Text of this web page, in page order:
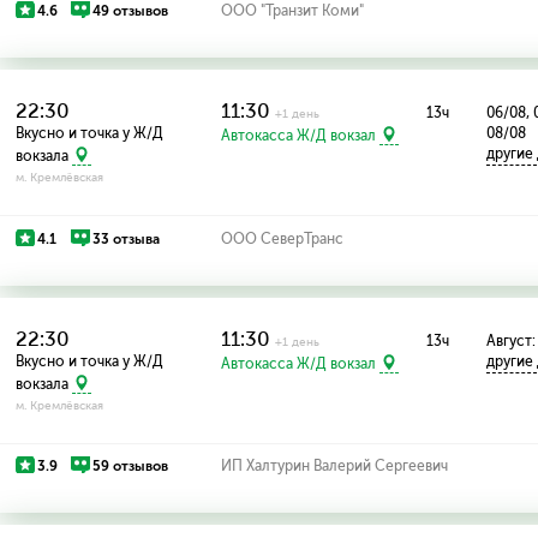
4.6 49 отзывов ООО "Транзит Коми"
22:30
Вкусно и точка у Ж/Д
вокзала
м. Кремлёвская
11:30+1 день
Автокасса Ж/Д вокзал
13ч
06/08,
08/08
4.1 33 отзыва ООО СеверТранс
22:30
Вкусно и точка у Ж/Д
вокзала
м. Кремлёвская
11:30+1 день
Автокасса Ж/Д вокзал
13ч
3.9 59 отзывов ИП Халтурин Валерий Сергеевич